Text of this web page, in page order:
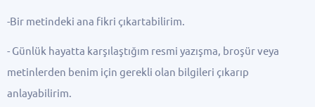
-Bir metindeki ana fikri çıkartabilirim.
- Günlük hayatta karşılaştığım resmi yazışma, broşür veya
metinlerden benim için gerekli olan bilgileri çıkarıp
anlayabilirim.